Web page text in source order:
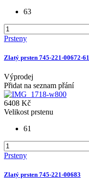
63
Prsteny
Zlatý prsten 745-221-00672-61
Výprodej
Přidat na seznam přání
6408 Kč
Velikost prstenu
61
Prsteny
Zlatý prsten 745-221-00683